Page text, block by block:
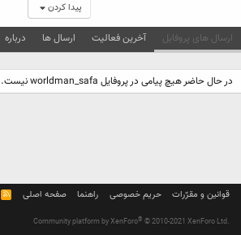
پیدا کردن
ارسال های پروفایل آخرین فعالیت ارسال ها درباره
در حال حاضر هیچ پیامی در پروفایل worldman_safa نیست.
قوانین و مقرّرات حریم خصوصی راهنما صفحه اصلی
R
S
Community platform by XenForo® © 2010-2021 XenForo Ltd.